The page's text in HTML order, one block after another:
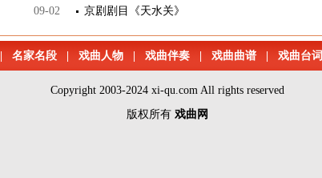
09-02
京剧剧目《天水关》
名家名段 戏曲人物 戏曲伴奏 戏曲曲谱 戏曲台词
Copyright 2003-2024 xi-qu.com All rights reserved
版权所有 戏曲网